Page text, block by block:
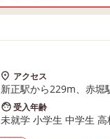
アクセス
新正駅から229m、赤堀
受入年齢
未就学 小学生 中学生 高